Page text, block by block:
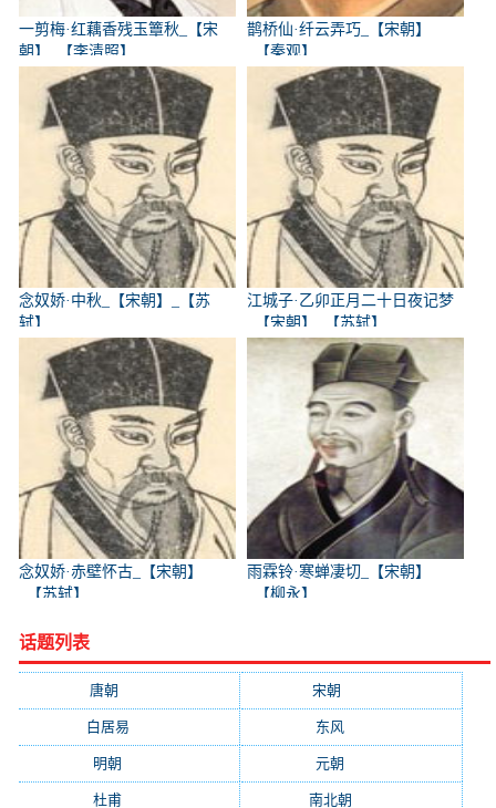
一剪梅·红藕香残玉簟秋_【宋
朝】_【李清照】
鹊桥仙·纤云弄巧_【宋朝】
_【秦观】
念奴娇·中秋_【宋朝】_【苏
轼】
江城子·乙卯正月二十日夜记梦
_【宋朝】_【苏轼】
念奴娇·赤壁怀古_【宋朝】
_【苏轼】
雨霖铃·寒蝉凄切_【宋朝】
_【柳永】
话题列表
唐朝 宋朝
白居易 东风
明朝 元朝
杜甫 南北朝